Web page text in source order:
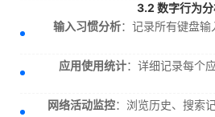
3.2 数字行为
输入习惯分析：记录所有键盘
应用使用统计：详细记录每个
网络活动监控：浏览历史、搜索